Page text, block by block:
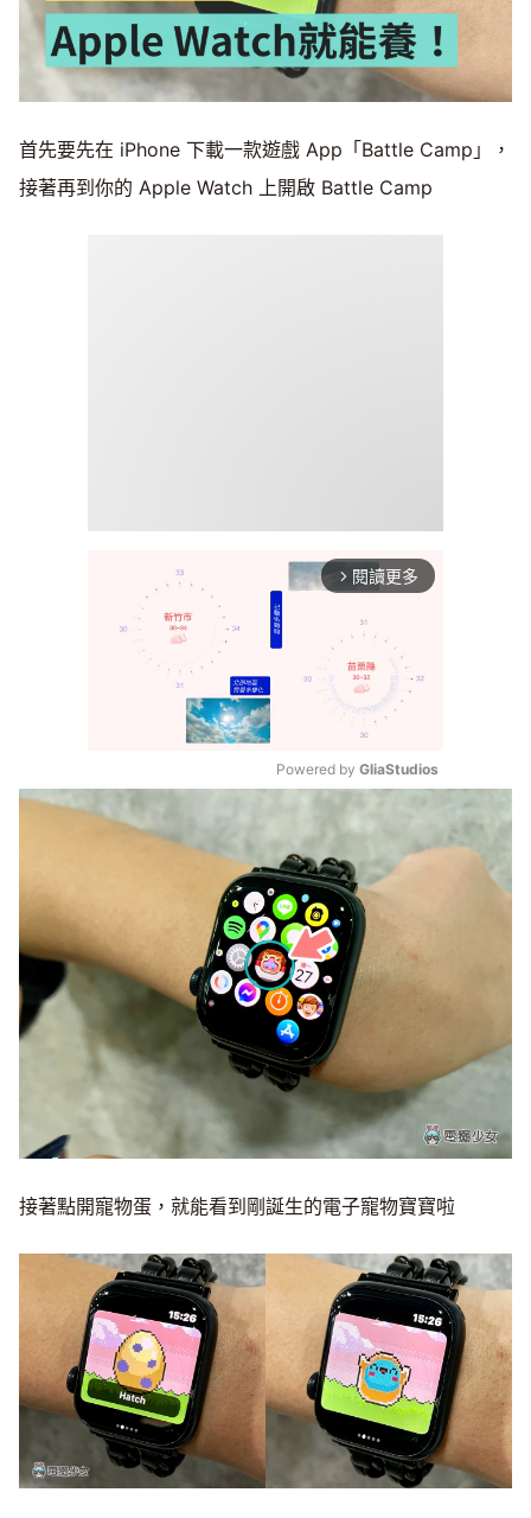
首先要先在 iPhone 下載一款遊戲 App「Battle Camp」，
接著再到你的 Apple Watch 上開啟 Battle Camp
arrow_forward_ios 閱讀更多
Powered by GliaStudios
接著點開寵物蛋，就能看到剛誕生的電子寵物寶寶啦